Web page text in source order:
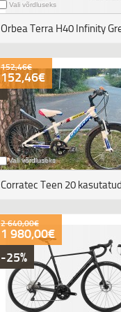
Vali võrdluseks
152,46€
152,46€
Vali võrdluseks
Corratec Teen 20
2 640,00€
1 980,00€
-25%